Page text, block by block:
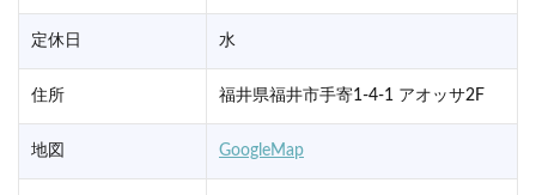
定休日 水
住所 福井県福井市手寄1-4-1 アオッサ2F
地図 GoogleMap